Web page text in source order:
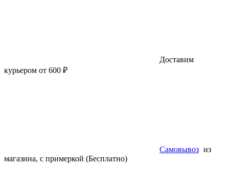
Доставим
курьером от 600 ₽
Самовывоз из
магазина, с примеркой (Бесплатно)